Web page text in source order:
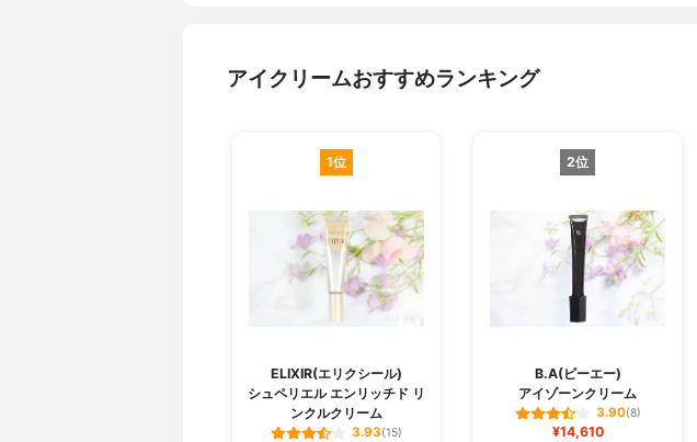
アイクリームおすすめランキング
1位
ELIXIR(エリクシール)
シュペリエル エンリッチド リ
ンクルクリーム
3.93(15)
2位
B.A(ビーエー)
アイゾーンクリーム
3.90(8)
¥14,610